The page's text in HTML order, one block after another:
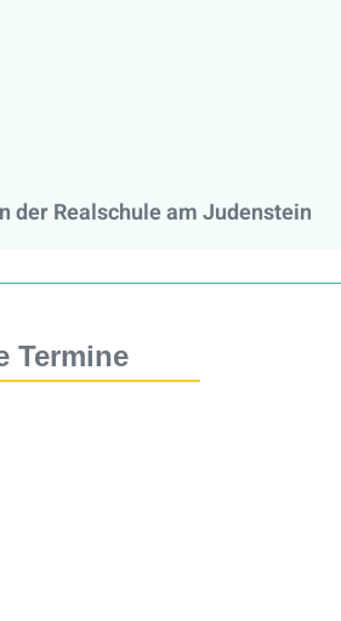
der Realschule am Judenstein
Termine